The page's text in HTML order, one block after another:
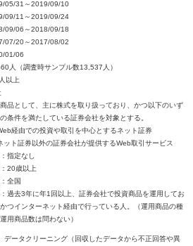
05/31～2019/09/10
09/11～2019/09/24
09/06～2018/09/18
07/20～2017/08/02
01/06
人（調査時サンプル数13,537人）
以上
品として、主に株式を取り扱っており、かつ以下のいず
条件を満たしている証券会社を対象とする。
経由での投資や取引を中心とするネット証券
ット証券以外の証券会社が提供するWeb取引サービス
指定なし
20歳以上
全国
過去3年に年1回以上、証券会社で投資商品を運用してお
かつインターネット経由で行っている人。（運用商品の種
用商品数は問わない）
ータクリーニング（回収したデータから不正回答や異